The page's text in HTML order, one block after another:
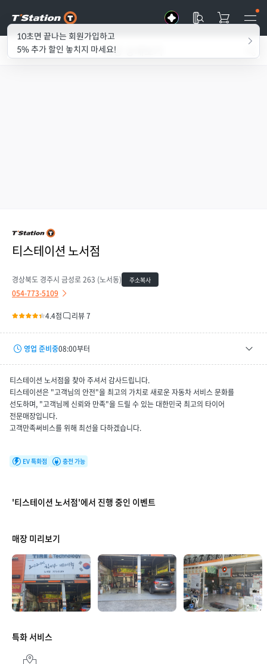
10초면 끝나는 회원가입하고
5% 추가 할인 놓치지 마세요!매장 상세보기
티스테이션 노서점
경상북도 경주시 금성로 263 (노서동) 주소복사
054-773-5109
4.4점 리뷰 7
영업 준비중08:00부터
토요일
08:00 ~ 16:00
휴무일
08/09(일), 08/16(일), 08/23(일), 08/30(일), 09/06(일)
티스테이션 노서점을 찾아 주셔서 감사드립니다.
티스테이션은 "고객님의 안전"을 최고의 가치로 새로운 자동차 서비스 문화를
선도하며, "고객님께 신뢰와 만족"을 드릴 수 있는 대한민국 최고의 타이어
전문매장입니다.
고객만족써비스를 위해 최선을 다하겠습니다.
EV 특화점 충전 가능
'티스테이션 노서점'에서 진행 중인 이벤트
매장 미리보기
특화 서비스